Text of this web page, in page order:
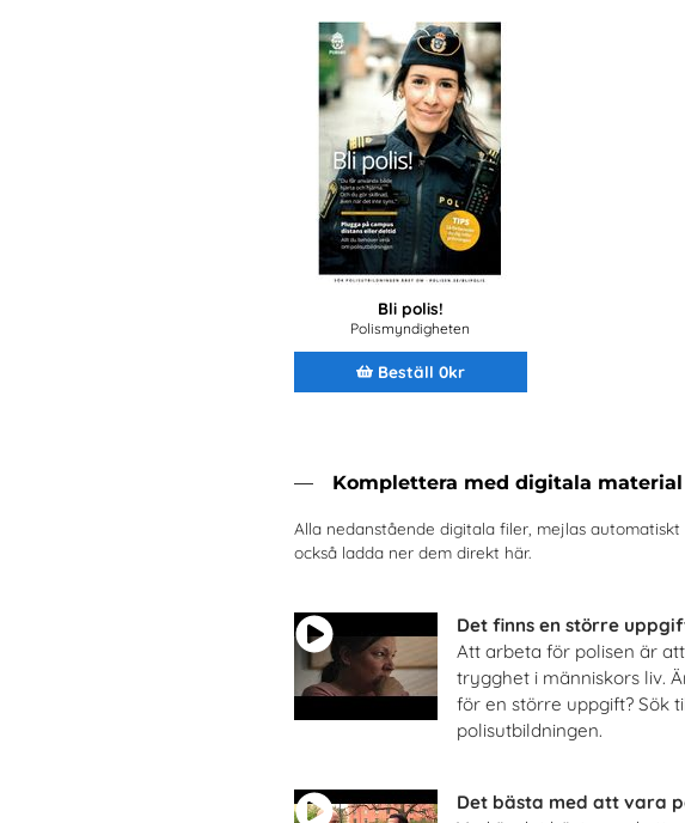
Bli polis!
Polismyndigheten
Beställ 0kr
Komplettera med digitala material
Alla nedanstående digitala filer, mejlas
också ladda ner dem direkt här.
Det finns en större
Att arbeta för polisen är
trygghet i människors liv.
för en större uppgift? Sök
polisutbildningen.
Det bästa med att vara